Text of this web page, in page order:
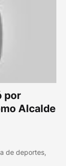
por
Alcalde
de deportes,